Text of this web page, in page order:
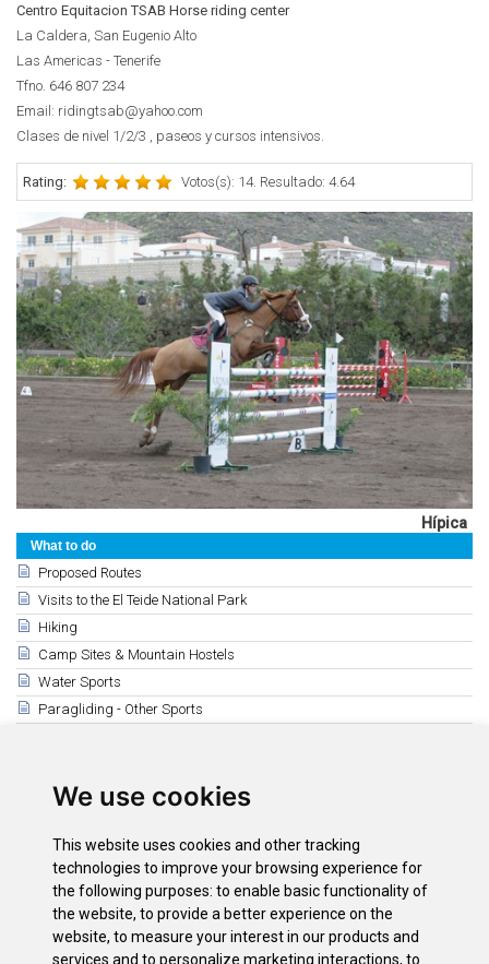
We use cookies
This website uses cookies and other tracking
technologies to improve your browsing experience for
the following purposes: to enable basic functionality of
the website, to provide a better experience on the
website, to measure your interest in our products and
services and to personalize marketing interactions, to
What to do
Proposed Routes
Visits to the El Teide National Park
Hiking
Camp Sites & Mountain Hostels
Water Sports
Paragliding - Other Sports
Hunting and Fishing
Related
Tenis (The North)
Tennis (The South)
Horse Riding
Tennis (Santa Cruz - La Laguna)
Centro Equitacion TSAB Horse riding center
La Caldera, San Eugenio Alto
Las Americas - Tenerife
Tfno. 646 807 234
Email: ridingtsab@yahoo.com
Clases de nivel 1/2/3 , paseos y cursos intensivos.
Rating: Votos(s): 14. Resultado: 4.64
Hípica